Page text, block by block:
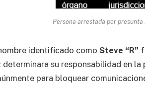
Persona arrestada por
identificado como Steve “R”
determinara su responsabilidad en la
para bloquear